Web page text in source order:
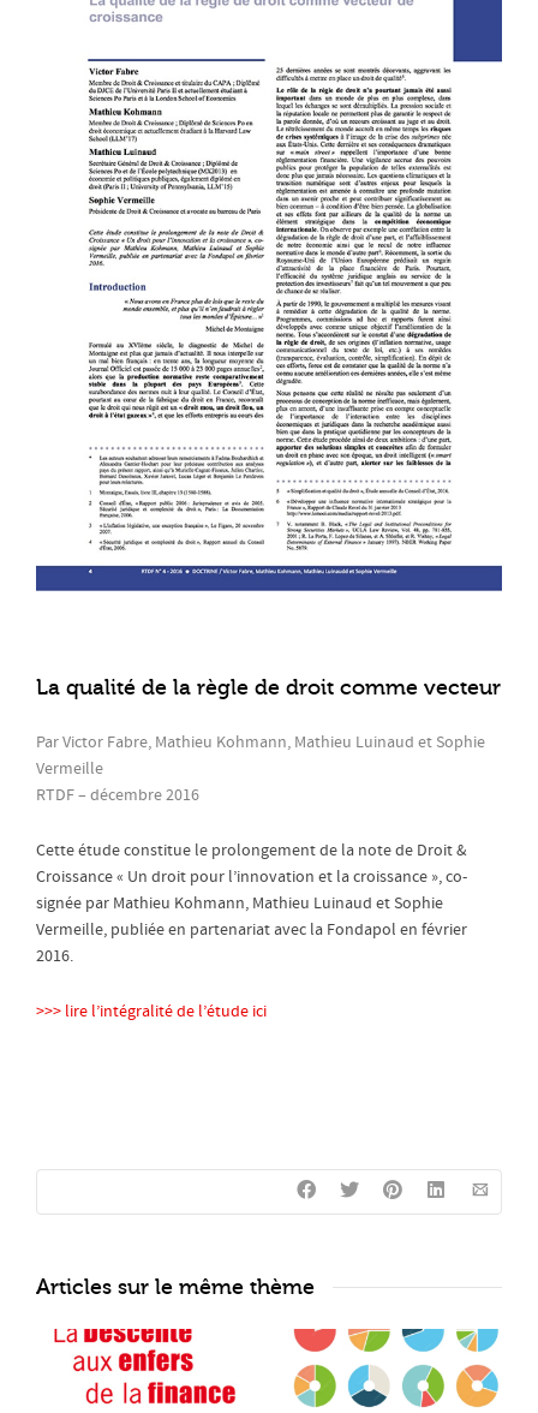
La qualité de la règle de droit comme vecteur de
Par Victor Fabre, Mathieu Kohmann, Mathieu Luinaud et Sophie
Vermeille
RTDF – décembre 2016
Cette étude constitue le prolongement de la note de Droit &
Croissance « Un droit pour l’innovation et la croissance », co-
signée par Mathieu Kohmann, Mathieu Luinaud et Sophie
Vermeille, publiée en partenariat avec la Fondapol en février
2016.
>>> lire l’intégralité de l’étude ici
Articles sur le même thème